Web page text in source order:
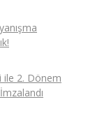
ile 2. Dönem